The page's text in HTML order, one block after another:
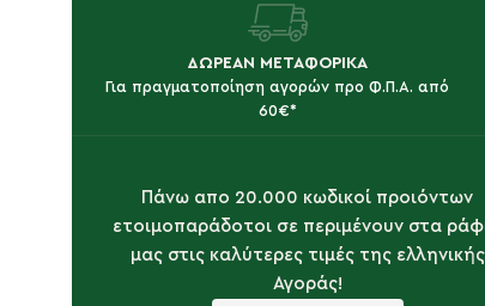
ΔΩΡΕΑΝ ΜΕΤΑΦΟΡΙΚΑ
Για πραγματοποίηση αγορών προ Φ.Π.Α. από
60€*
Πάνω απο 20.000 κωδικοί προιόντων
ετοιμοπαράδοτοι σε περιμένουν στα
μας στις καλύτερες τιμές της ελληνικής
Αγοράς!